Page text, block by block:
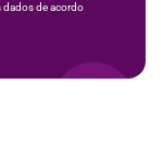
dados de acordo